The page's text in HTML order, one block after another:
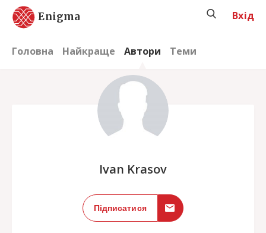
Enigma
Головна Найкраще Автори Теми
Вхід
Ivan Krasov
Підписатися